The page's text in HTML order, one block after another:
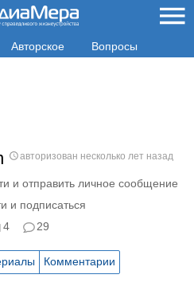
Авторское Вопросы
авторизован несколько лет назад
и отправить личное сообщение
и подписаться
4 29
Комментарии